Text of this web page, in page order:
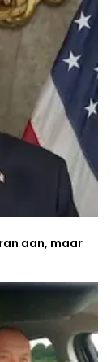
aan, maar